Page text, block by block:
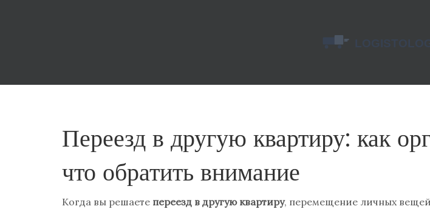
Переезд в другую квартиру: как
что обратить внимание
Когда вы решаете переезд в другую квартиру, перемещение личных вещей